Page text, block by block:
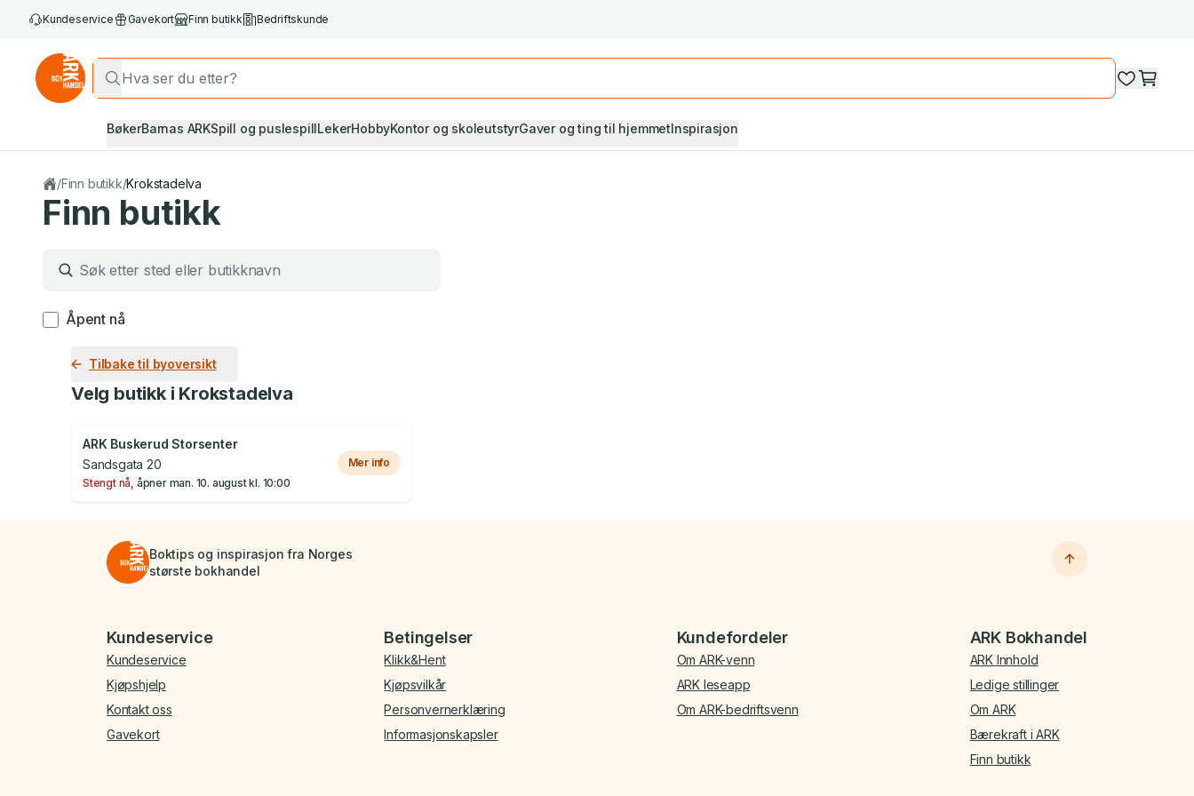
Kundeservice Gavekort Finn butikk Bedriftskunde
BøkerBarnas ARKSpill og puslespillLekerHobbyKontor og skoleutstyrGaver og ting til hjemmetInspirasjon
/Finn butikk/Krokstadelva
Finn butikk
Åpent nå
Tilbake til byoversikt
Velg butikk i Krokstadelva
ARK Buskerud Storsenter
Sandsgata 20
Stengt nå, åpner man. 10. augustkl. 10:00
Mer info
Boktips og inspirasjon fra Norges
største bokhandel
Bunnmeny
Kundeservice
Kundeservice
Kjøpshjelp
Kontakt oss
Gavekort
Betingelser
Klikk&Hent
Kjøpsvilkår
Personvernerklæring
Informasjonskapsler
Kundefordeler
Om ARK-venn
ARK leseapp
Om ARK-bedriftsvenn
ARK Bokhandel
ARK Innhold
Ledige stillinger
Om ARK
Bærekraft i ARK
Finn butikk